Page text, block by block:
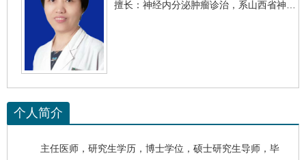
个人简介
主任医师，研究生学历，博士学位，硕士研究生导师，毕